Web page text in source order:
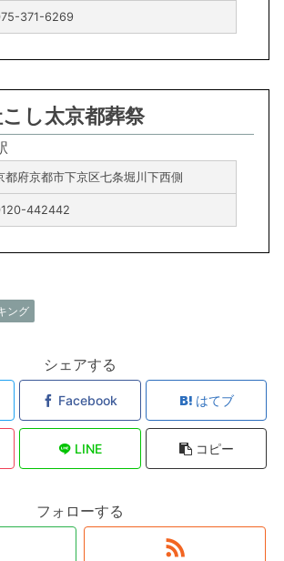
371-6269
し太京都葬祭
都府京都市下京区七条堀川下西側
442442
ング
シェアする
Facebook はてブ
LINE コピー
フォローする